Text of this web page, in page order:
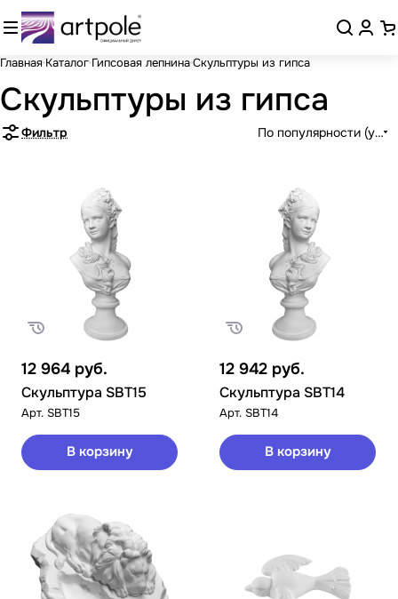
Главная Каталог Гипсовая лепнинаСкульптуры из гипса
Скульптуры из гипса
Фильтр По популярности
12 964 руб.
Скульптура SBT15
Арт. SBT15
В корзину
12 942 руб.
Скульптура SBT14
Арт. SBT14
В корзину